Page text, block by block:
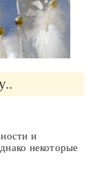
и
некоторые